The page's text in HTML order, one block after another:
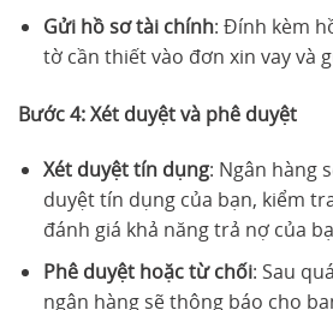
Gửi hồ sơ tài chính: Đính kèm
tờ cần thiết vào đơn xin vay và
Bước 4: Xét duyệt và phê duyệt
Xét duyệt tín dụng: Ngân hàng
duyệt tín dụng của bạn, kiểm
đánh giá khả năng trả nợ của
Phê duyệt hoặc từ chối: Sau
ngân hàng sẽ thông báo cho